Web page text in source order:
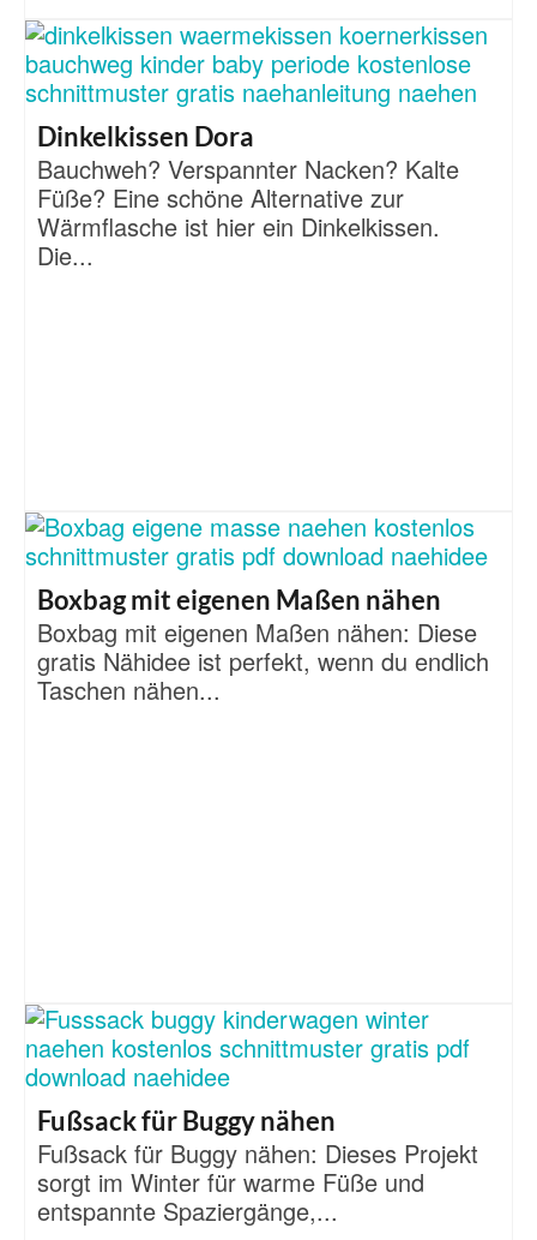
Dinkelkissen Dora
Bauchweh? Verspannter Nacken? Kalte
Füße? Eine schöne Alternative zur
Wärmflasche ist hier ein Dinkelkissen.
Die...
Boxbag mit eigenen Maßen nähen
Boxbag mit eigenen Maßen nähen: Diese
gratis Nähidee ist perfekt, wenn du endlich
Taschen nähen...
Fußsack für Buggy nähen
Fußsack für Buggy nähen: Dieses Projekt
sorgt im Winter für warme Füße und
entspannte Spaziergänge,...